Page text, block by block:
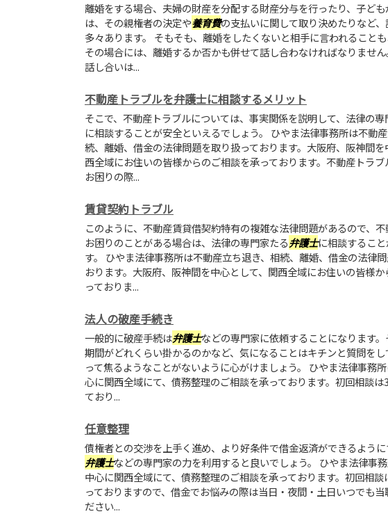
離婚をする場合、夫婦の財産を分配する財産分与を行ったり、子ど
は、その親権者の決定や養育費の支払いに関して取り決めたりなど
多々あります。 そもそも、離婚をしたくないと相手に言われることも
その場合には、離婚するか否かも併せて話し合わなければなりませ
話し合いは...
不動産トラブルを弁護士に相談するメリット
そこで、不動産トラブルについては、事実関係を説明して、法律の専
に相談することが安全といえるでしょう。 ひやま法律事務所は不動
続、離婚、借金の法律問題を取り扱っております。大阪府、阪神間
西全域にお住いの皆様からのご相談を承っております。不動産トラ
お困りの際...
賃貸契約トラブル
このように、不動産賃貸借契約特有の複雑な法律問題があるので、
お困りのことがある場合は、法律の専門家たる弁護士に相談するこ
す。 ひやま法律事務所は不動産立ち退き、相続、離婚、借金の法律
おります。大阪府、阪神間を中心として、関西全域にお住いの皆様
っておりま...
法人の破産手続き
一般的に破産手続は弁護士などの専門家に依頼することになります
期間がどれくらい掛かるのかなど、気になることはキチンと質問を
って焦るようなことがないように心がけましょう。 ひやま法律事務
心に関西全域にて、債務整理のご相談を承っております。初回相談は
ており...
任意整理
債権者との交渉を上手く進め、より好条件で借金返済ができるように
弁護士などの専門家の力を利用すると良いでしょう。 ひやま法律事
中心に関西全域にて、債務整理のご相談を承っております。初回相
っておりますので、借金でお悩みの際は当日・夜間・土日いつでも当
ださい...